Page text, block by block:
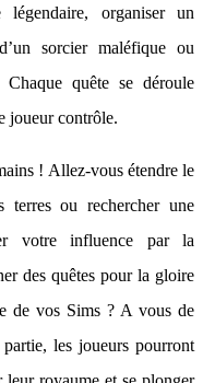
organiser un
sorcier maléfique ou
quête se déroule
joueur contrôle.
! Allez-vous étendre le
terres ou rechercher une
votre influence par la
des quêtes pour la gloire
de vos Sims ? A vous de
les joueurs pourront